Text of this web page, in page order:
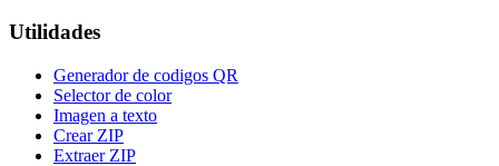
Utilidades
Generador de codigos QR
Selector de color
Imagen a texto
Crear ZIP
Extraer ZIP